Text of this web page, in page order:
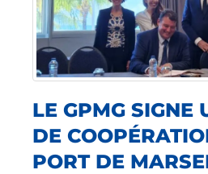
LE GPMG SIGNE
DE
PORT DE